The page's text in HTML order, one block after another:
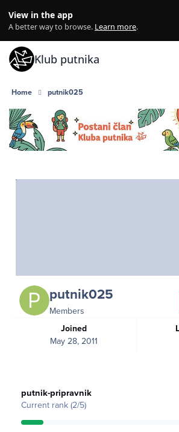
View in the app
A better way to browse. Learn more.
Klub putnika
Home putnik025
putnik025
Members
Joined
May 28, 2011
putnik-pripravnik
Current rank (2/5)